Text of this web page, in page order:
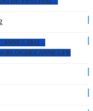
2011 –